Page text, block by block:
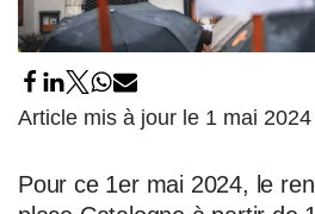
Article mis à jour le 1 mai
Pour ce 1er mai 2024, le